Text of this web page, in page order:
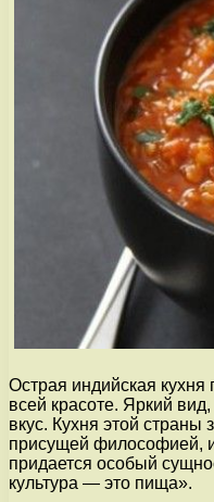
Острая индийская кухня
всей красоте. Яркий
вкус. Кухня этой страны
присущей философией,
придается особый
культура — это пища».